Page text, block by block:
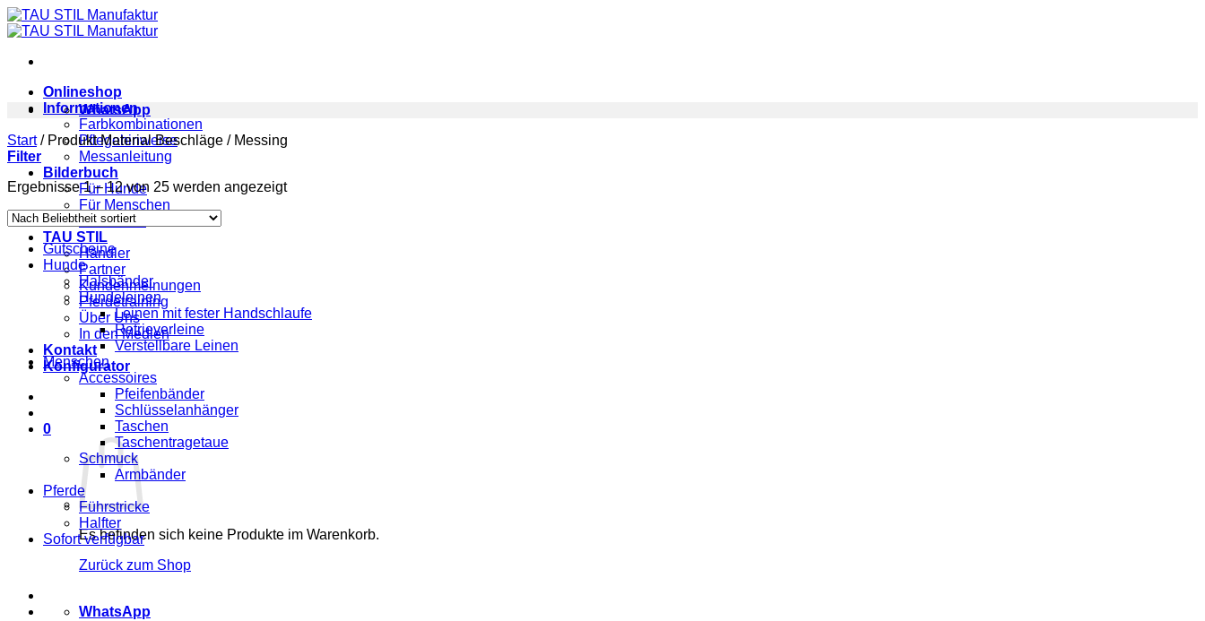
Zum
Inhalt
Onlineshop
Informationen
Farbkombinationen
Pflegehinweise
Messanleitung
Bilderbuch
Für Hunde
Für Menschen
Für Pferde
TAU STIL
Händler
Partner
Kundenmeinungen
Pferdetraining
Über Uns
In den Medien
Kontakt
Konfigurator
0
Es befinden sich keine Produkte im Warenkorb.
Zurück zum Shop
WhatsApp
WhatsApp
Start /Produkt Material Beschläge /Messing
Filter
Ergebnisse 1 – 12 von 25 werden angezeigtNach
Gutscheine
Hunde
Halsbänder
Hundeleinen
Leinen mit fester Handschlaufe
Retrieverleine
Verstellbare Leinen
Menschen
Accessoires
Pfeifenbänder
Schlüsselanhänger
Taschen
Taschentragetaue
Schmuck
Armbänder
Pferde
Führstricke
Halfter
Sofort verfügbar